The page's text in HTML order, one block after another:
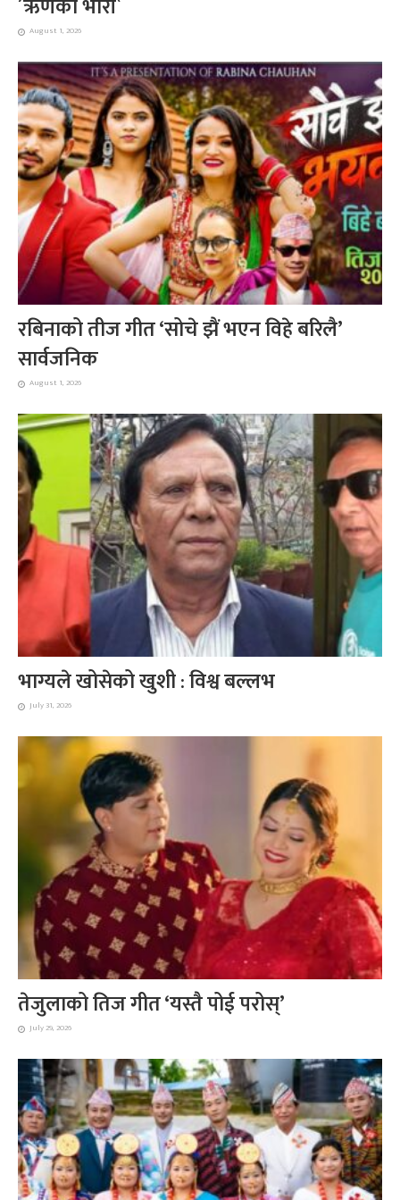
´ऋणको भारी`
August 1, 2026
रबिनाको तीज गीत ‘सोचे झैं भएन विहे बरिलै’
सार्वजनिक
August 1, 2026
भाग्यले खोसेको खुशी : विश्व बल्लभ
July 31, 2026
तेजुलाको तिज गीत ‘यस्तै पोई परोस्’
July 29, 2026